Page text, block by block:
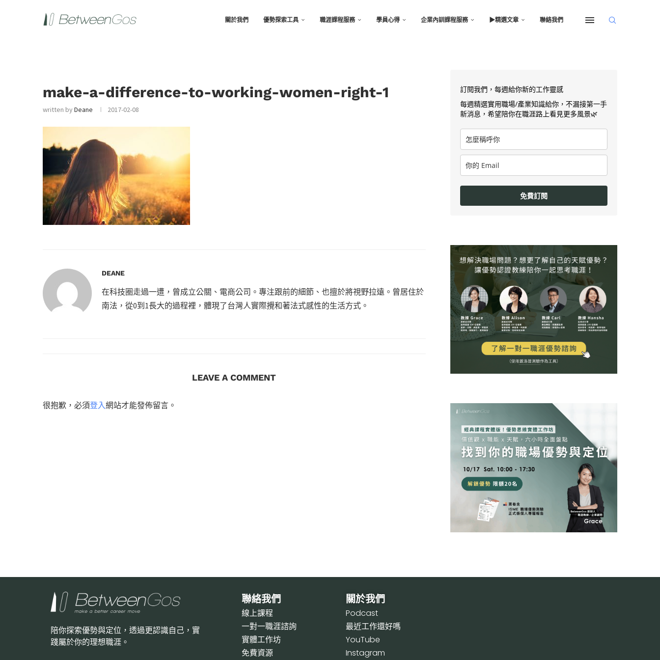
關於我們 優勢探索工具 職涯課程服務 學員心得 企業內訓課程服務 ▶︎精選文章 聯絡我們
make-a-difference-to-working-women-right-1
written byDeane 2017-02-08
DEANE
在科技圈走過一遭，曾成立公關、電商公司。專注跟前的細節、也擅於將視野拉遠。曾居住於
南法，從0到1長大的過程裡，體現了台灣人實際攪和著法式感性的生活方式。
LEAVE A COMMENT
很抱歉，必須登入網站才能發佈留言。
訂閱我們，每週給你新的工作靈感
每週精選實用職場/產業知識給你，不漏接第一手
新消息，希望陪你在職涯路上看見更多風景🌿
免費訂閱
陪你探索優勢與定位，透過更認識自己，實
踐屬於你的理想職涯。
聯絡我們
線上課程
一對一職涯諮詢
實體工作坊
免費資源
關於我們
Podcast
最近工作還好嗎
YouTube
Instagram